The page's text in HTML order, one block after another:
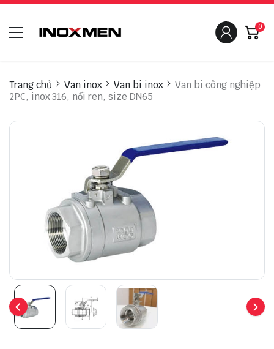
0
Trang chủ Van inox Van bi inox
Van bi công nghiệp
2PC, inox 316, nối ren, size DN65